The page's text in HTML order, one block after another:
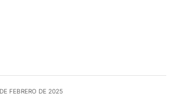
FEBRERO DE 2025